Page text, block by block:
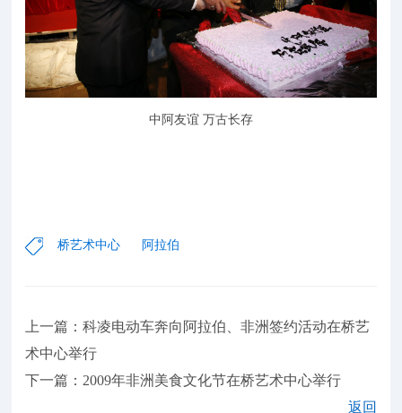
中阿友谊 万古长存
桥艺术中心 阿拉伯
上一篇：科凌电动车奔向阿拉伯、非洲签约活动在桥艺
术中心举行
下一篇：2009年非洲美食文化节在桥艺术中心举行
返回